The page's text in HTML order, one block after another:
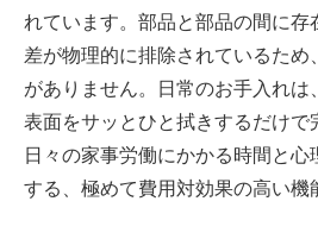
れています。部品と部品の間に存
差が物理的に排除されているため
がありません。日常のお手入れは
表面をサッとひと拭きするだけで
日々の家事労働にかかる時間と
する、極めて費用対効果の高い機